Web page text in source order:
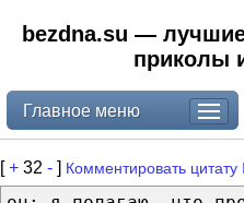
bezdna.su —
приколы
Главное меню
[+ 32 - ] Комментировать